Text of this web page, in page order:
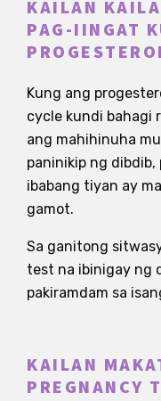
KAILAN
PAG-IINGAT
Kung ang
cycle kundi bahagi
ang mahihinuha
paninikip ng dibdib,
ibabang tiyan ay
gamot.
Sa ganitong
test na ibinigay ng
pakiramdam sa
KAILAN
PREGNANCY